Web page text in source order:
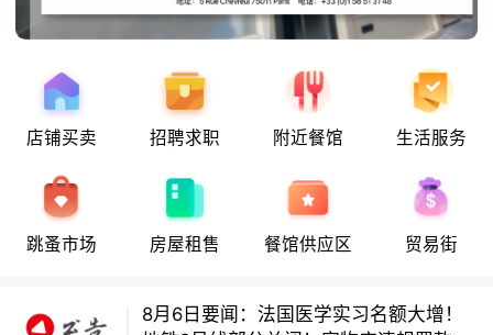
店铺买卖 招聘求职 附近餐馆 生活服务
跳蚤市场 房屋租售 餐馆供应区 贸易街
8月6日要闻：法国医学实习名额大增！
炉！
巴黎地铁音乐家海选启动！
地铁8号线部分关闭！宠物店违规罚款出